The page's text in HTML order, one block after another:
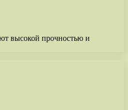
высокой прочностью и